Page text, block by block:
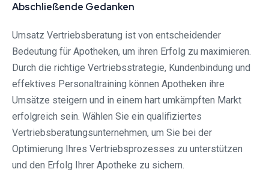
Abschließende Gedanken
Umsatz Vertriebsberatung ist von entscheidender
Bedeutung für Apotheken, um ihren Erfolg zu maximieren.
Durch die richtige Vertriebsstrategie, Kundenbindung und
effektives Personaltraining können Apotheken ihre
Umsätze steigern und in einem hart umkämpften Markt
erfolgreich sein. Wählen Sie ein qualifiziertes
Vertriebsberatungsunternehmen, um Sie bei der
Optimierung Ihres Vertriebsprozesses zu unterstützen
und den Erfolg Ihrer Apotheke zu sichern.